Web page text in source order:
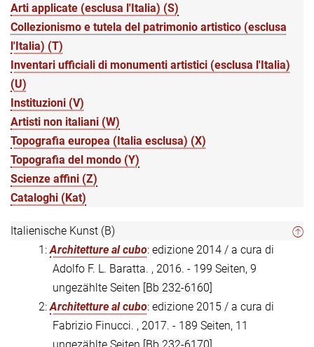
Arti applicate (esclusa l'Italia) (S)
Collezionismo e tutela del patrimonio artistico (esclusa
l'Italia) (T)
Inventari ufficiali di monumenti artistici (esclusa l'Italia)
(U)
Instituzioni (V)
Artisti non italiani (W)
Topografia europea (Italia esclusa) (X)
Topografia del mondo (Y)
Scienze affini (Z)
Cataloghi (Kat)
Italienische Kunst (B)
1:Architetture al cubo: edizione 2014 / a cura di
Adolfo F. L. Baratta. , 2016. - 199 Seiten, 9
ungezählte Seiten [Bb 232-6160]
2:Architetture al cubo: edizione 2015 / a cura di
Fabrizio Finucci. , 2017. - 189 Seiten, 11